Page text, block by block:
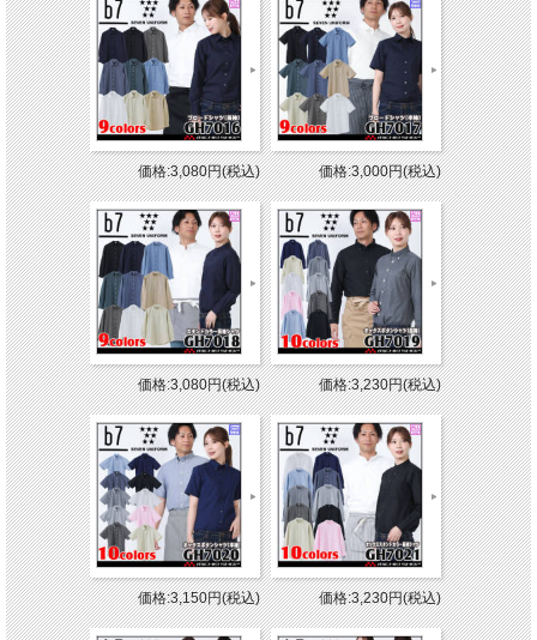
価格:3,080円(税込) 価格:3,000円(税込)
価格:3,080円(税込) 価格:3,230円(税込)
価格:3,150円(税込) 価格:3,230円(税込)